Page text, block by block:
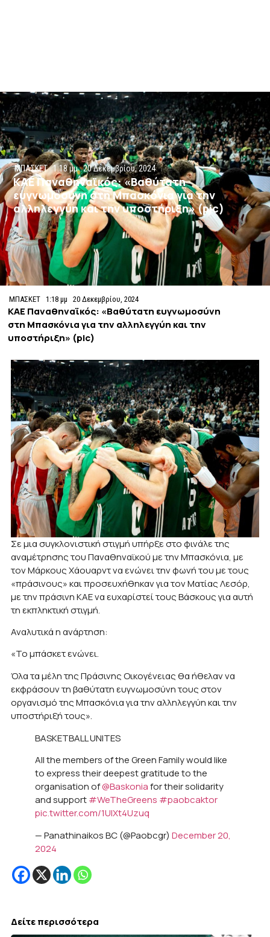
ΜΠΑΣΚΕΤ 1:18 μμ 20 Δεκεμβρίου, 2024
ΚΑΕ Παναθηναϊκός: «Βαθύτατη
ευγνωμοσύνη στη Μπασκόνια για την
αλληλεγγύη και την υποστήριξη» (pic)
ΜΠΑΣΚΕΤ 1:18 μμ 20 Δεκεμβρίου, 2024
ΚΑΕ Παναθηναϊκός: «Βαθύτατη ευγνωμοσύνη
στη Μπασκόνια για την αλληλεγγύη και την
υποστήριξη» (pic)
Σε μια συγκλονιστική στιγμή υπήρξε στο φινάλε της
αναμέτρησης του Παναθηναϊκού με την Μπασκόνια, με
τον Μάρκους Χάουαρντ να ενώνει την φωνή του με τους
«πράσινους» και προσευχήθηκαν για τον Ματίας Λεσόρ,
με την πράσινη ΚΑΕ να ευχαρίστεί τους Βάσκους για αυτή
τη εκπληκτική στιγμή.
Αναλυτικά η ανάρτηση:
«Το μπάσκετ ενώνει.
Όλα τα μέλη της Πράσινης Οικογένειας θα ήθελαν να
εκφράσουν τη βαθύτατη ευγνωμοσύνη τους στον
οργανισμό της Μπασκόνια για την αλληλεγγύη και την
υποστήριξή τους».
BASKETBALL UNITES
All the members of the Green Family would like
to express their deepest gratitude to the
organisation of@Baskoniafor their solidarity
and support#WeTheGreens #paobcaktor
pic.twitter.com/1UlXt4Uzuq
— Panathinaikos BC (@Paobcgr)December 20,
2024
Δείτε περισσότερα